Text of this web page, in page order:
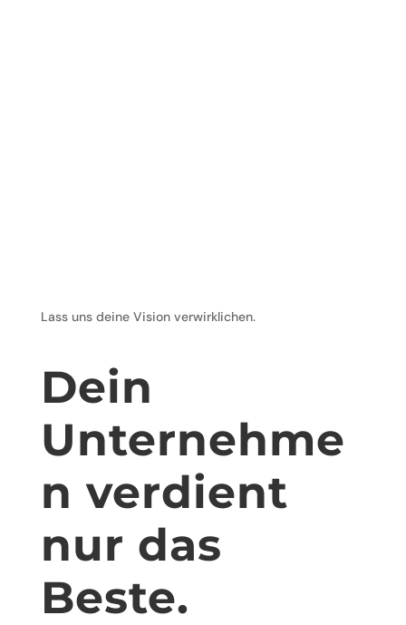
Lass uns deine Vision verwirklichen.
Dein
Unternehme
n verdient
nur das
Beste.